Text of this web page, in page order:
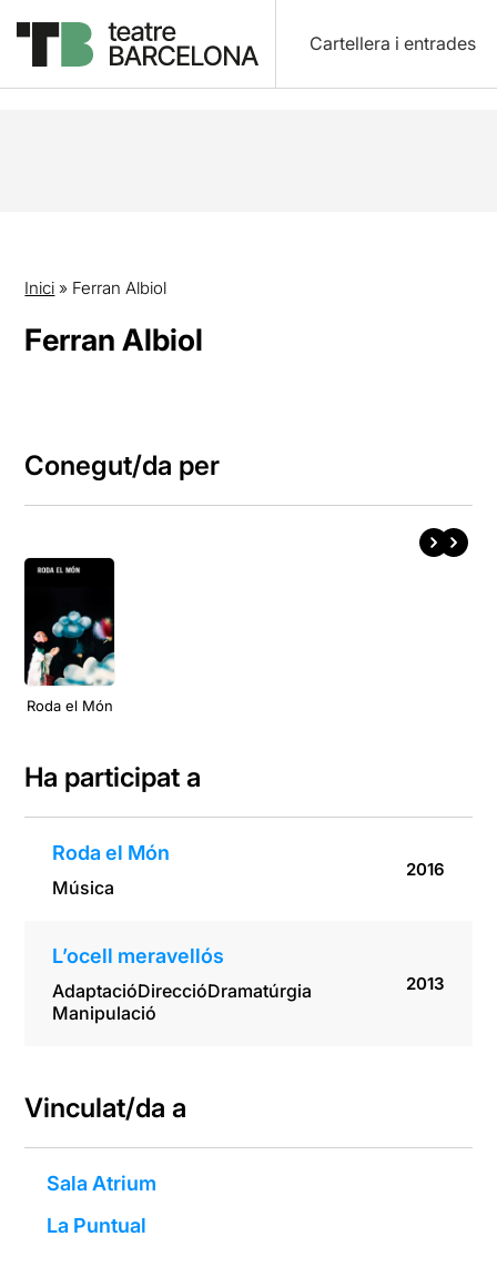
Cartellera i entrades
Inici » Ferran Albiol
Ferran Albiol
Conegut/da per
Roda el Món
Ha participat a
Roda el Món
Música
2016
L’ocell meravellós
AdaptacióDireccióDramatúrgia
Manipulació
2013
Vinculat/da a
Sala Atrium
La Puntual